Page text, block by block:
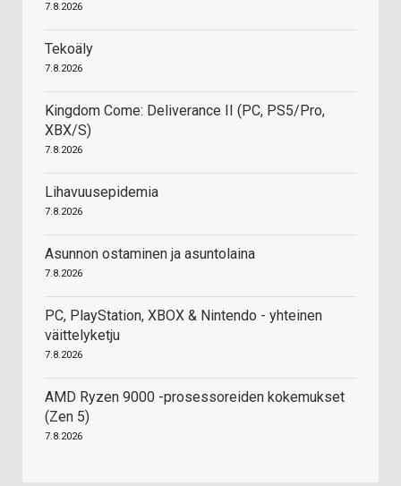
7.8.2026
Tekoäly
7.8.2026
Kingdom Come: Deliverance II (PC, PS5/Pro,
XBX/S)
7.8.2026
Lihavuusepidemia
7.8.2026
Asunnon ostaminen ja asuntolaina
7.8.2026
PC, PlayStation, XBOX & Nintendo - yhteinen
väittelyketju
7.8.2026
AMD Ryzen 9000 -prosessoreiden kokemukset
(Zen 5)
7.8.2026